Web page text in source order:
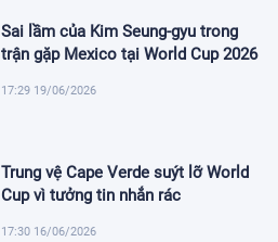
Sai lầm của Kim Seung-gyu trong
trận gặp Mexico tại World Cup 2026
17:29 19/06/2026
Trung vệ Cape Verde suýt lỡ World
Cup vì tưởng tin nhắn rác
17:30 16/06/2026